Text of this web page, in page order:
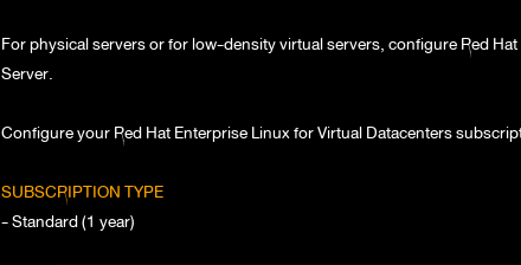
For physical servers or for low-density virtual servers, configure Red
Server.
Configure your Red Hat Enterprise Linux for Virtual Datacenters
SUBSCRIPTION TYPE
- Standard (1 year)